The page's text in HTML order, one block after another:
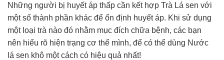
Những người bị huyết áp thấp cần kết hợp Trà Lá sen với
một số thành phần khác để ổn định huyết áp. Khi sử dụng
một loại trà nào đó nhằm mục đích chữa bệnh, các bạn
nên hiểu rõ hiện trạng cơ thể mình, để có thể dùng Nước
lá sen khô một cách có hiệu quả nhất!